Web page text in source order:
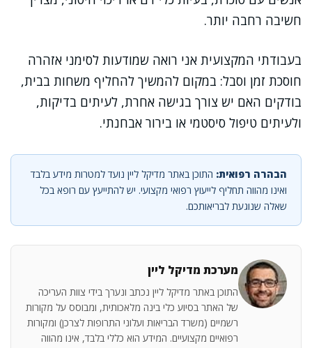
חשיבה רחבה יותר.
בעבודתי המקצועית אני רואה שמודעות לסימני אזהרה
חוסכת זמן וסבל: במקום להמשיך להחליף משחות בבית,
בודקים האם יש צורך בגישה אחרת, לעיתים בדיקות,
ולעיתים טיפול סיסטמי או בירור אבחנתי.
הבהרה רפואית: התוכן באתר מדיקל ליין נועד למטרות מידע בלבד
ואינו מהווה תחליף לייעוץ רפואי מקצועי. יש להתייעץ עם רופא בכל
שאלה שנוגעת לבריאותכם.
מערכת מדיקל ליין
התוכן באתר מדיקל ליין נכתב ונערך בידי צוות העריכה
של האתר בסיוע כלי בינה מלאכותית, ומבוסס על מקורות
רשמיים (משרד הבריאות ועלוני התרופות לצרכן) ומקורות
רפואיים מקצועיים. המידע הוא כללי בלבד, אינו מהווה